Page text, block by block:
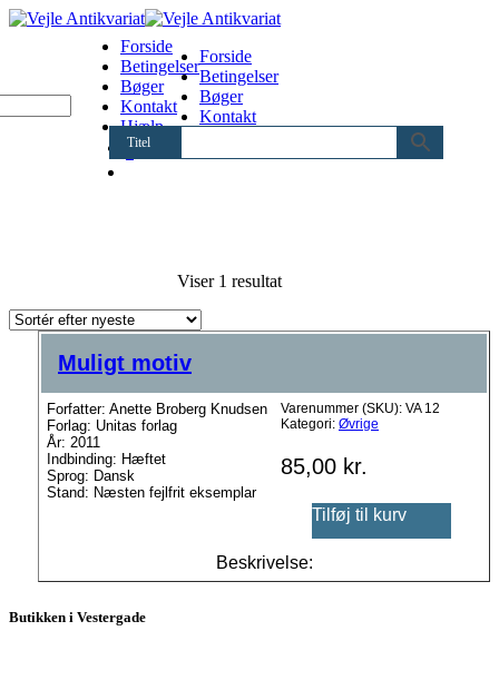
Titel
Forside
Betingelser
Bøger
Kontakt
Hjælp
Forside
Betingelser
Bøger
Kontakt
Viser 1 resultat
Muligt motiv
Forfatter: Anette Broberg Knudsen
Forlag: Unitas forlag
År: 2011
Indbinding: Hæftet
Sprog: Dansk
Stand: Næsten fejlfrit eksemplar
Varenummer (SKU): VA 12
Kategori: Øvrige
85,00 kr.
Tilføj til kurv
Beskrivelse:
Butikken i Vestergade